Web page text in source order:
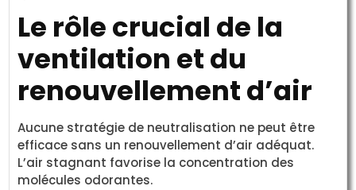
Le rôle crucial de la
ventilation et du
renouvellement d’air
Aucune stratégie de neutralisation ne peut être
efficace sans un renouvellement d’air adéquat.
L’air stagnant favorise la concentration des
molécules odorantes.